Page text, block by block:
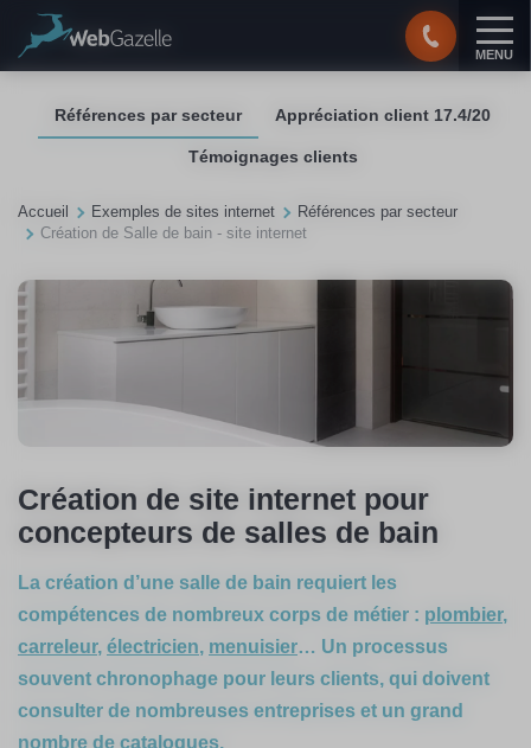
MENU
Références par secteur Appréciation client 17.4/20
Témoignages clients
Accueil Exemples de sites internet
Références par secteur
Création de Salle de bain - site internet
Création de site internet pour
concepteurs de salles de bain
La création d’une salle de bain requiert les
compétences de nombreux corps de métier : plombier,
carreleur, électricien, menuisier… Un processus
souvent chronophage pour leurs clients, qui doivent
consulter de nombreuses entreprises et un grand
nombre de catalogues.
Panneau de gestion des cookies